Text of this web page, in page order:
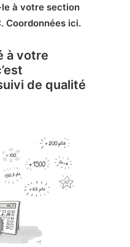
à votre section
Coordonnées ici.
à votre
de qualité